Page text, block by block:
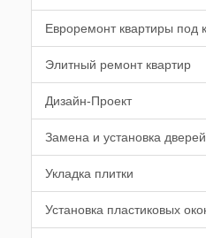
Евроремонт квартиры под
Элитный ремонт квартир
Дизайн-Проект
Замена и установка дверей
Укладка плитки
Установка пластиковых